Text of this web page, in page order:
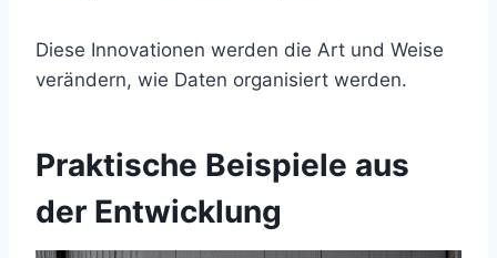
Diese Innovationen werden die Art und Weise
verändern, wie Daten organisiert werden.
Praktische Beispiele aus
der Entwicklung